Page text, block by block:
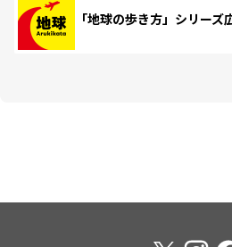
「地球の歩き方」シリーズ